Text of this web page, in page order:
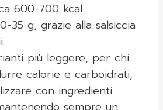
600-700 kcal.
35 g, grazie alla salsiccia
più leggere, per chi
calorie e carboidrati,
con ingredienti